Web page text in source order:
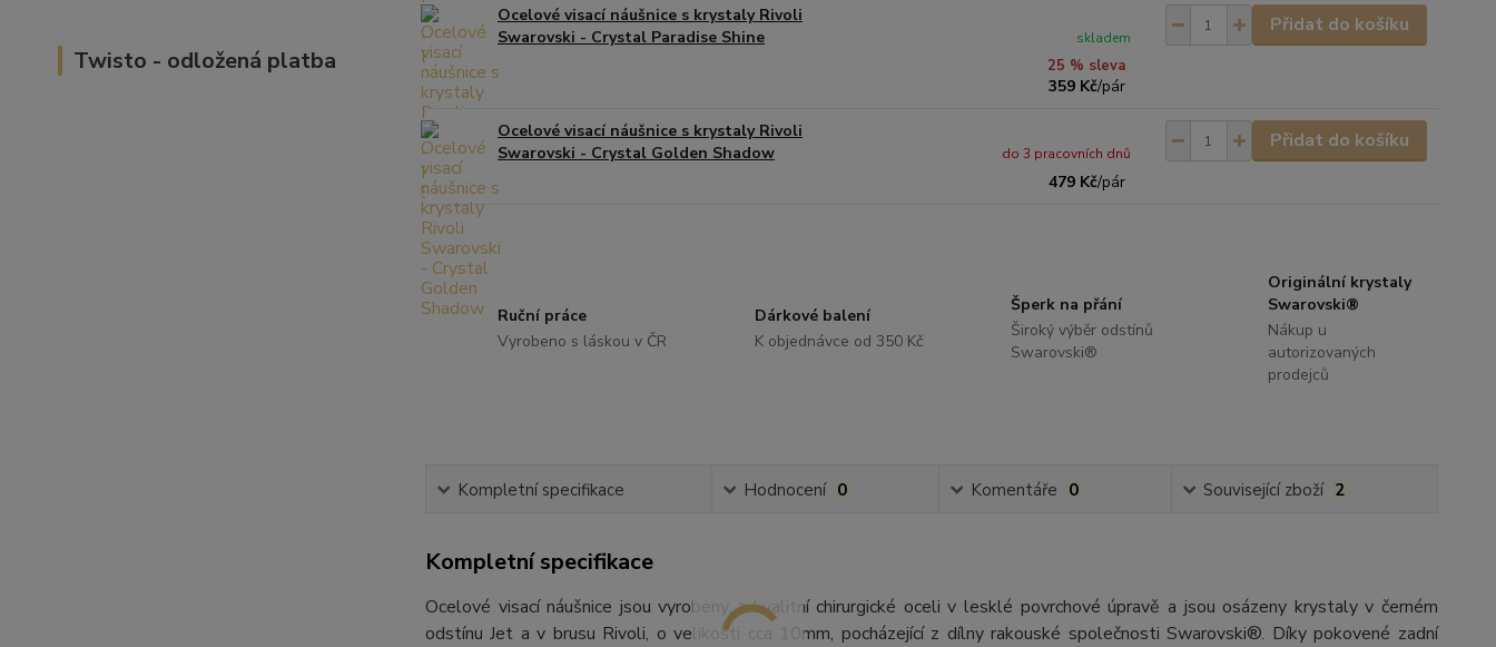
Twisto - odložená platba
Ocelové visací náušnice s krystaly Rivoli
Swarovski - Crystal Paradise Shine
25 % sleva
359 Kč/pár
skladem
Přidat do košíku
Ocelové visací náušnice s krystaly Rivoli
Swarovski - Crystal Golden Shadow
479 Kč/pár
do 3 pracovních dnů
Přidat do košíku
Ruční práce
Vyrobeno s láskou v ČR
Dárkové balení
K objednávce od 350 Kč
Šperk na přání
Široký výběr odstínů
Swarovski®
Originální krystaly
Swarovski®
Nákup u
autorizovaných
prodejců
Kompletní specifikace Hodnocení 0 Komentáře 0 Související zboží 2
Kompletní specifikace
Ocelové visací náušnice jsou vyrobeny z kvalitní chirurgické oceli v lesklé povrchové úpravě a jsou osázeny krystaly v černém
odstínu Jet a v brusu Rivoli, o velikosti cca 10mm, pocházející z dílny rakouské společnosti Swarovski®. Díky pokovené zadní